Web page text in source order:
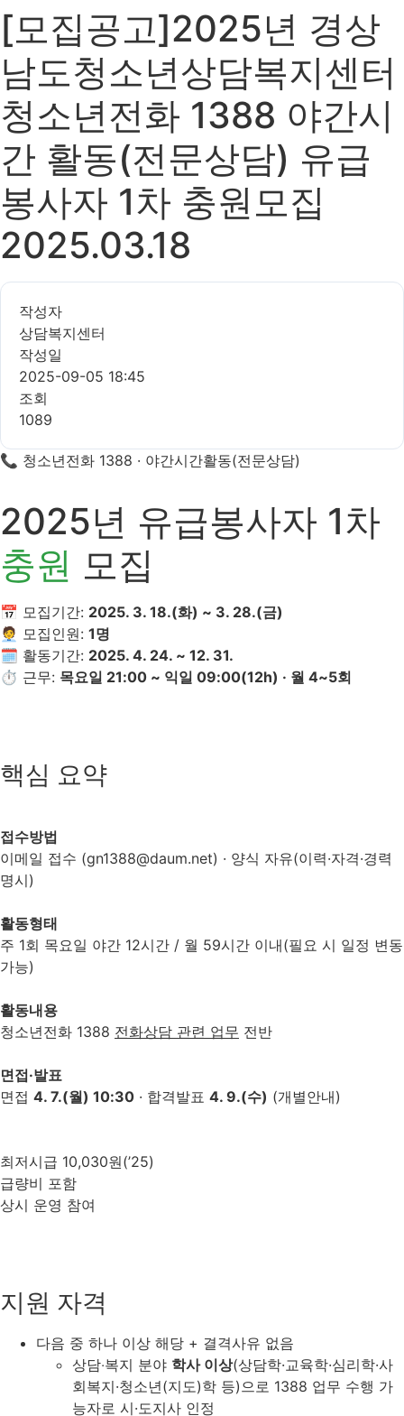
[모집공고]2025년 경상
남도청소년상담복지센터
청소년전화 1388 야간시
간 활동(전문상담) 유급
봉사자 1차 충원모집
2025.03.18
작성자
상담복지센터
작성일
2025-09-05 18:45
조회
1089
📞 청소년전화 1388 · 야간시간활동(전문상담)
2025년 유급봉사자 1차
충원 모집
📅 모집기간: 2025. 3. 18.(화) ~ 3. 28.(금)
🧑‍💼 모집인원: 1명
🗓 활동기간: 2025. 4. 24. ~ 12. 31.
⏱ 근무: 목요일 21:00 ~ 익일 09:00(12h) · 월 4~5회
핵심 요약
접수방법
이메일 접수 (gn1388@daum.net) · 양식 자유(이력·자격·경력
명시)
활동형태
주 1회 목요일 야간 12시간 / 월 59시간 이내(필요 시 일정 변동
가능)
활동내용
청소년전화 1388 전화상담 관련 업무 전반
면접·발표
면접 4. 7.(월) 10:30 · 합격발표 4. 9.(수) (개별안내)
최저시급 10,030원(’25)
급량비 포함
상시 운영 참여
지원 자격
다음 중 하나 이상 해당 + 결격사유 없음
상담‧복지 분야 학사 이상(상담학·교육학·심리학·사
회복지·청소년(지도)학 등)으로 1388 업무 수행 가
능자로 시·도지사 인정